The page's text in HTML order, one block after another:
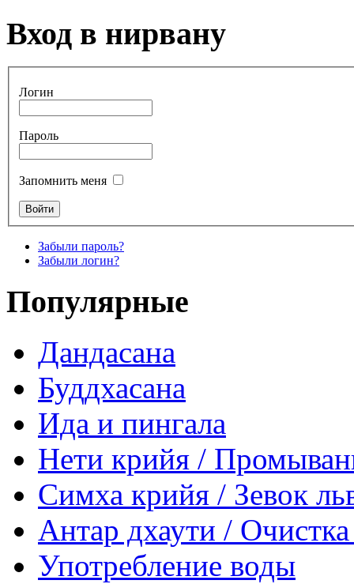
Вход в нирвану
Логин
Пароль
Запомнить меня
Забыли пароль?
Забыли логин?
Популярные
Дандасана
Буддхасана
Ида и пингала
Нети крийя /
Симха крийя / Зевок
Антар дхаути /
Употребление воды